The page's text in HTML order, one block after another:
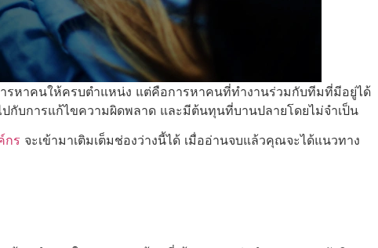
รหาคนให้ครบตำแหน่ง แต่คือการหาคนที่ทำงานร่วมกับทีมที่มีอยู่ได้
บการแก้ไขความผิดพลาด และมีต้นทุนที่บานปลายโดยไม่จำเป็น
กร จะเข้ามาเติมเต็มช่องว่างนี้ได้ เมื่ออ่านจบแล้วคุณจะได้แนวทาง